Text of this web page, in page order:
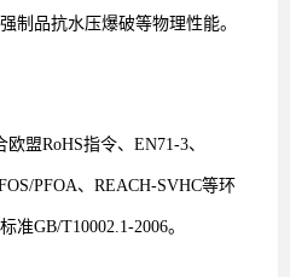
制品抗水压爆破等物理性能。
欧盟RoHS指令、 EN71-3、
PFOA、 REACH-SVHC等环
准GB/T10002.1-2006。